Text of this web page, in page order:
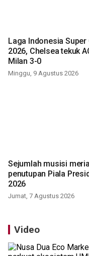
Laga Indonesia Super
2026, Chelsea tekuk
Milan 3-0
Minggu, 9 Agustus 2026
Sejumlah musisi
penutupan Piala
2026
Jumat, 7 Agustus 2026
Video